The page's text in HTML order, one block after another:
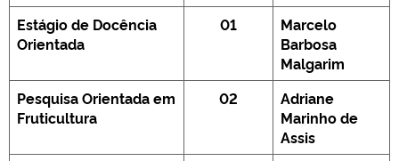
Estágio de Docência
Orientada
01
Marcelo
Barbosa
Malgarim
Pesquisa Orientada em
Fruticultura
02
Adriane
Marinho de
Assis